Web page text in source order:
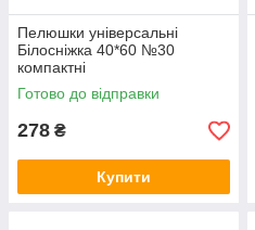
Пелюшки універсальні
Білосніжка 40*60 №30
компактні
Готово до відправки
278 ₴
Купити